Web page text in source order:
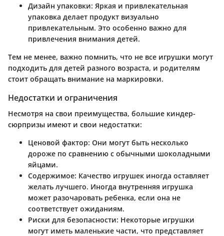
Дизайн упаковки: Яркая и привлекательная
упаковка делает продукт визуально
привлекательным. Это особенно важно для
привлечения внимания детей.
Тем не менее, важно помнить, что не все игрушки могут
подходить для детей разного возраста, и родителям
стоит обращать внимание на маркировки.
Недостатки и ограничения
Несмотря на свои преимущества, большие киндер-
сюрпризы имеют и свои недостатки:
Ценовой фактор: Они могут быть несколько
дороже по сравнению с обычными шоколадными
яйцами.
Содержимое: Качество игрушек иногда оставляет
желать лучшего. Иногда внутренняя игрушка
может разочаровать ребенка, если она не
соответствует ожиданиям.
Риски для безопасности: Некоторые игрушки
могут иметь маленькие части, что представляет